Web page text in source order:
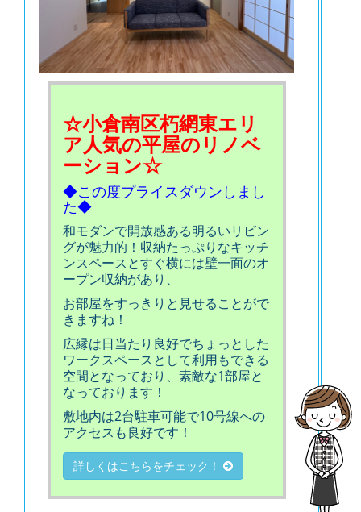
☆小倉南区朽網東エリ
ア人気の平屋のリノベ
ーション☆
◆この度プライスダウンしまし
た◆
和モダンで開放感ある明るいリビン
グが魅力的！収納たっぷりなキッチ
ンスペースとすぐ横には壁一面のオ
ープン収納があり、
お部屋をすっきりと見せることがで
きますね！
広縁は日当たり良好でちょっとした
ワークスペースとして利用もできる
空間となっており、素敵な1部屋と
なっております！
敷地内は2台駐車可能で10号線への
アクセスも良好です！
詳しくはこちらをチェック！